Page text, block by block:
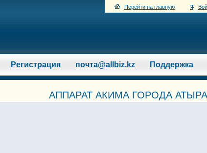
Перейти на главную
Регистрация почта@allbiz.kz Поддержка
АППАРАТ АКИМА ГОРОДА